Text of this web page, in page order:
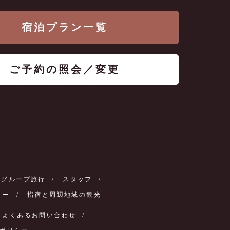
宿泊プラン一覧
ご予約の照会／変更
グループ旅行 スタッフ
指宿と周辺地域の観光
よくあるお問い合わせ